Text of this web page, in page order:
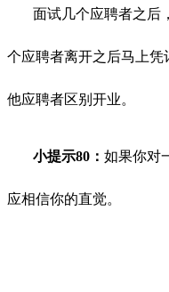
面试几个应聘者之后
个应聘者离开之后马上
他应聘者区别开业。
小提示80： 如果你对
应相信你的直觉。